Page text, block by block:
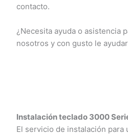
contacto.
¿Necesita ayuda o asistencia
nosotros y con gusto le
Instalación teclado 3000
El servicio de instalación para